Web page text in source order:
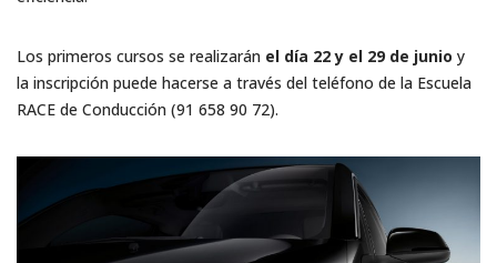
Los primeros cursos se realizarán el día 22 y el 29 de junio y
la inscripción puede hacerse a través del teléfono de la Escuela
RACE de Conducción (91 658 90 72).